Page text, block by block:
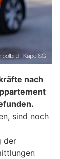
nach
sind noch
der